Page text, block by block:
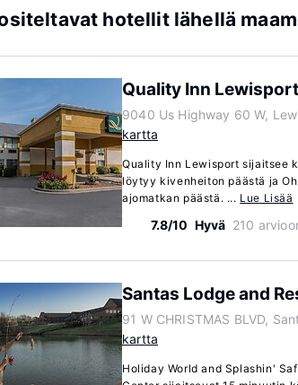
hotellit lähellä
Quality Inn Lewisport
9040 Us Highway 60 W,
kartta
Quality Inn Lewisport sijaitsee
löytyy kivenheiton päästä ja
ajomatkan päästä. ... Lue Lisää
7.8/10 Hyvä 210
Santas Lodge and
91 W CHRISTMAS BLVD,
kartta
Holiday World and Splashin'